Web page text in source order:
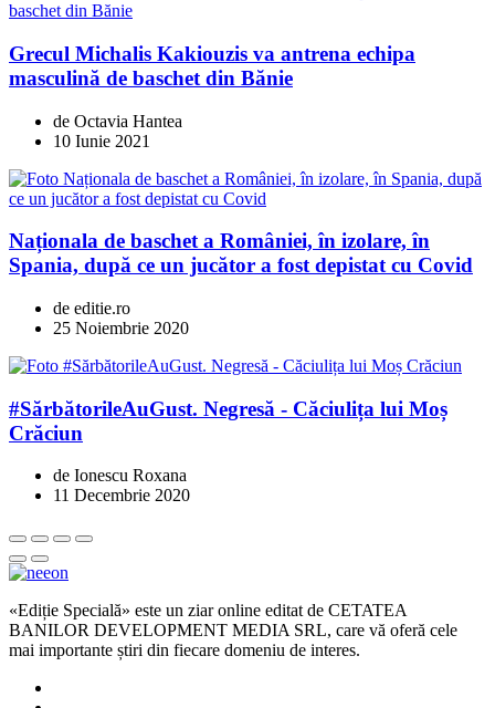
Grecul Michalis Kakiouzis va antrena echipa
masculină de baschet din Bănie
de Octavia Hantea
10 Iunie 2021
Naționala de baschet a României, în izolare, în
Spania, după ce un jucător a fost depistat cu Covid
de editie.ro
25 Noiembrie 2020
#SărbătorileAuGust. Negresă - Căciulița lui Moș
Crăciun
de Ionescu Roxana
11 Decembrie 2020
«Ediție Specială» este un ziar online editat de CETATEA
BANILOR DEVELOPMENT MEDIA SRL, care vă oferă cele
mai importante știri din fiecare domeniu de interes.